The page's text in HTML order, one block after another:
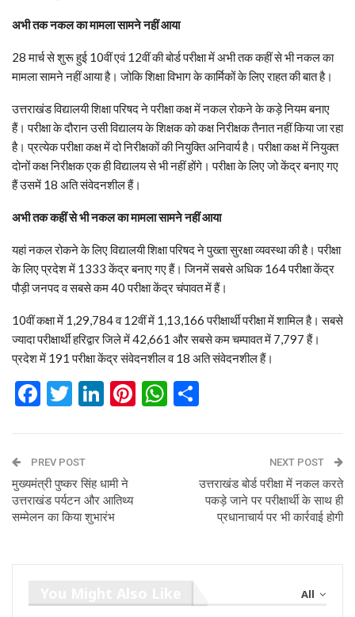
अभी तक नकल का मामला सामने नहीं आया
28 मार्च से शुरू हुई 10वीं एवं 12वीं की बोर्ड परीक्षा में अभी तक कहीं से भी नकल का
मामला सामने नहीं आया है। जोकि शिक्षा विभाग के कार्मिकों के लिए राहत की बात है।
उत्तराखंड विद्यालयी शिक्षा परिषद ने परीक्षा कक्ष में नकल रोकने के कड़े नियम बनाए
हैं। परीक्षा के दौरान उसी विद्यालय के शिक्षक को कक्ष निरीक्षक तैनात नहीं किया जा रहा
है। प्रत्येक परीक्षा कक्ष में दो निरीक्षकों की नियुक्ति अनिवार्य है। परीक्षा कक्ष में नियुक्त
दोनों कक्ष निरीक्षक एक ही विद्यालय से भी नहीं होंगे। परीक्षा के लिए जो केंद्र बनाए गए
हैं उसमें 18 अति संवेदनशील हैं।
अभी तक कहीं से भी नकल का मामला सामने नहीं आया
यहां नकल रोकने के लिए विद्यालयी शिक्षा परिषद ने पुख्ता सुरक्षा व्यवस्था की है। परीक्षा
के लिए प्रदेश में 1333 केंद्र बनाए गए हैं। जिनमें सबसे अधिक 164 परीक्षा केंद्र
पौड़ी जनपद व सबसे कम 40 परीक्षा केंद्र चंपावत में हैं।
10वीं कक्षा में 1,29,784 व 12वीं में 1,13,166 परीक्षार्थी परीक्षा में शामिल है। सबसे
ज्यादा परीक्षार्थी हरिद्वार जिले में 42,661 और सबसे कम चम्पावत में 7,797 हैं।
प्रदेश में 191 परीक्षा केंद्र संवेदनशील व 18 अति संवेदनशील हैं।
Facebook
Twitter
LinkedIn
Pinterest
WhatsApp
PREV POST
मुख्यमंत्री पुष्कर सिंह धामी ने
उत्तराखंड पर्यटन और आतिथ्य
सम्मेलन का किया शुभारंभ
NEXT POST
उत्तराखंड बोर्ड परीक्षा में नकल करते
पकड़े जाने पर परीक्षार्थी के साथ ही
प्रधानाचार्य पर भी कार्रवाई होगी
All